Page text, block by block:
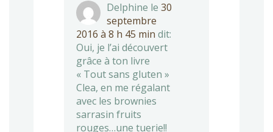
Delphine le 30
septembre
2016 à 8 h 45 min dit:
Oui, je l’ai découvert
grâce à ton livre
« Tout sans gluten »
Clea, en me régalant
avec les brownies
sarrasin fruits
rouges…une tuerie!!